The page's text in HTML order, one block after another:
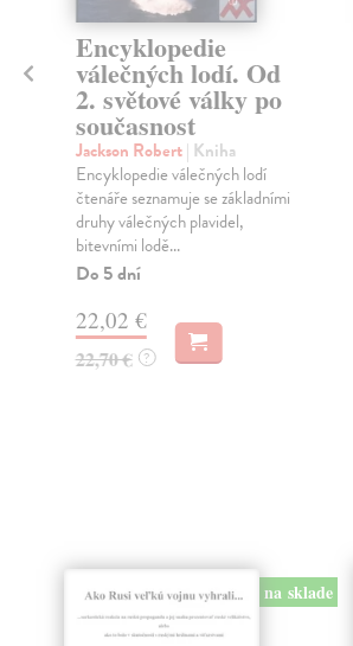
Encyklopedie
válečných lodí. Od
2. světové války po
současnost
Jackson Robert| Kniha
Encyklopedie válečných lodí
čtenáře seznamuje se základními
druhy válečných plavidel,
bitevními lodě...
Do 5 dní
22,02 €
22,70 € ?
na sklade